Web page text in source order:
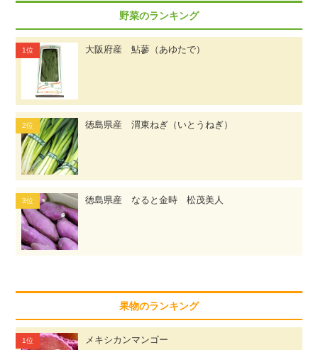
野菜のランキング
大阪府産 鮎蓼（あゆたで）
徳島県産 渭東ねぎ（いとうねぎ）
徳島県産 なると金時 松茂美人
果物のランキング
メキシカンマンゴー